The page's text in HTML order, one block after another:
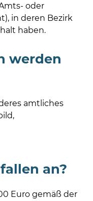
oder
in deren Bezirk
haben.
werden
amtliches
an?
Euro gemäß der